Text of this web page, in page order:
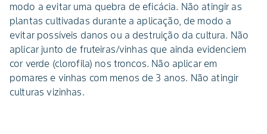
modo a evitar uma quebra de eficácia. Não atingir as
plantas cultivadas durante a aplicação, de modo a
evitar possíveis danos ou a destruição da cultura. Não
aplicar junto de fruteiras/vinhas que ainda evidenciem
cor verde (clorofila) nos troncos. Não aplicar em
pomares e vinhas com menos de 3 anos. Não atingir
culturas vizinhas.